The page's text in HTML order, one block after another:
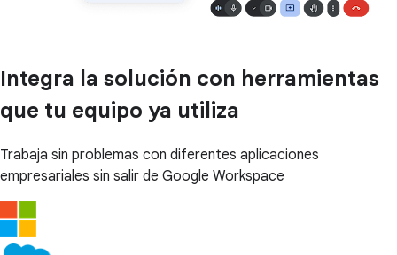
Integra la solución con herramientas
que tu equipo ya utiliza
Trabaja sin problemas con diferentes aplicaciones
empresariales sin salir de Google Workspace